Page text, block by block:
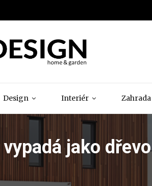
Design Interiér Zahrada
jako